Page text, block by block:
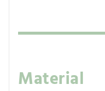
Material